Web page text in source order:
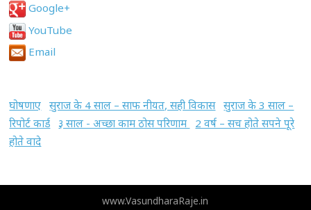
Google+
YouTube
Email
घोषणाए सुराज के 4 साल – साफ नीयत, सही विकास सुराज के 3 साल –
रिपोर्ट कार्ड
३ साल - अच्छा काम ठोस परिणाम
2 वर्ष – सच होते सपने पूरे
होते वादे
www.VasundharaRaje.in